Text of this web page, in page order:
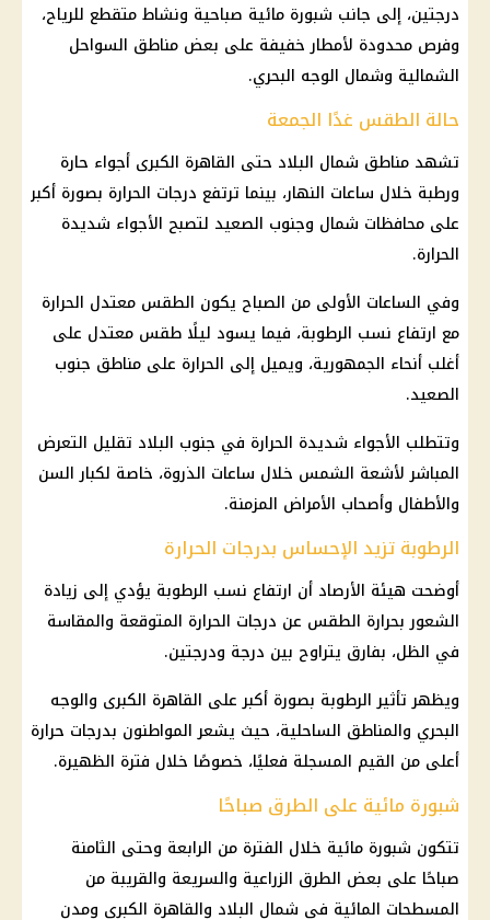
درجتين، إلى جانب شبورة مائية صباحية ونشاط متقطع للرياح،
وفرص محدودة لأمطار خفيفة على بعض مناطق السواحل
الشمالية وشمال الوجه البحري.
حالة الطقس غدًا الجمعة
تشهد مناطق شمال البلاد حتى القاهرة الكبرى أجواء حارة
ورطبة خلال ساعات النهار، بينما ترتفع درجات الحرارة بصورة أكبر
على محافظات شمال وجنوب الصعيد لتصبح الأجواء شديدة
الحرارة.
وفي الساعات الأولى من الصباح يكون الطقس معتدل الحرارة
مع ارتفاع نسب الرطوبة، فيما يسود ليلًا طقس معتدل على
أغلب أنحاء الجمهورية، ويميل إلى الحرارة على مناطق جنوب
الصعيد.
وتتطلب الأجواء شديدة الحرارة في جنوب البلاد تقليل التعرض
المباشر لأشعة الشمس خلال ساعات الذروة، خاصة لكبار السن
والأطفال وأصحاب الأمراض المزمنة.
الرطوبة تزيد الإحساس بدرجات الحرارة
أوضحت هيئة الأرصاد أن ارتفاع نسب الرطوبة يؤدي إلى زيادة
الشعور بحرارة الطقس عن درجات الحرارة المتوقعة والمقاسة
في الظل، بفارق يتراوح بين درجة ودرجتين.
ويظهر تأثير الرطوبة بصورة أكبر على القاهرة الكبرى والوجه
البحري والمناطق الساحلية، حيث يشعر المواطنون بدرجات حرارة
أعلى من القيم المسجلة فعليًا، خصوصًا خلال فترة الظهيرة.
شبورة مائية على الطرق صباحًا
تتكون شبورة مائية خلال الفترة من الرابعة وحتى الثامنة
صباحًا على بعض الطرق الزراعية والسريعة والقريبة من
المسطحات المائية في شمال البلاد والقاهرة الكبرى ومدن